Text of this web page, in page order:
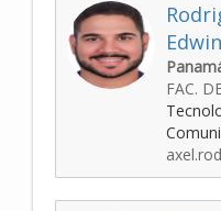
Edwin
FAC.